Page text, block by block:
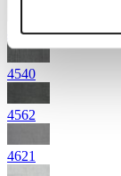
4531
4540
4562
4621